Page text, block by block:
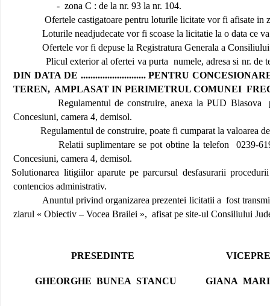
- zona C : de la nr. 93 la nr. 104.
Ofertele castigatoare pentru loturile licitate vor fi afisate in
Loturile neadjudecate vor fi scoase la licitatie la o data ce
Ofertele vor fi depuse la Registratura Generala a
Plicul exterior al ofertei va purta numele, adresa si nr. de
DIN DATA DE ........................... PENTRU
TEREN, AMPLASAT IN PERIMETRUL COMUNEI
Regulamentul de construire, anexa la PUD Blasova
Concesiuni, camera 4, demisol.
Regulamentul de construire, poate fi cumparat la valoarea
Relatii suplimentare se pot obtine la telefon
0239-
Concesiuni, camera 4, demisol.
Solutionarea litigiilor aparute pe parcursul desfasurarii
contencios administrativ.
Anuntul privind organizarea prezentei licitatii a fost
ziarul « Obiectiv – Vocea Brailei », afisat pe site-ul Consiliului
PRESEDINTE
GHEORGHE BUNEA STANCU GIANA